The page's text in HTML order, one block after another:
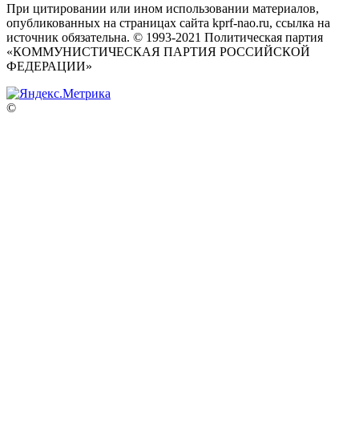
При цитировании или ином использовании материалов,
опубликованных на страницах сайта kprf-nao.ru, ссылка на
источник обязательна. © 1993-2021 Политическая партия
«КОММУНИСТИЧЕСКАЯ ПАРТИЯ РОССИЙСКОЙ
ФЕДЕРАЦИИ»
©